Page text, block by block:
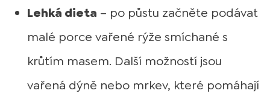
Lehká dieta – po půstu začněte podávat
malé porce vařené rýže smíchané s
krůtím masem. Další možností jsou
vařená dýně nebo mrkev, které pomáhají